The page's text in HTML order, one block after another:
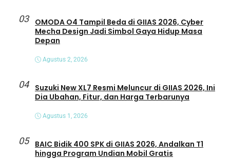
03
OMODA O4 Tampil Beda di GIIAS 2026, Cyber
Mecha Design Jadi Simbol Gaya Hidup Masa
Depan
Agustus 2, 2026
04
Suzuki New XL7 Resmi Meluncur di GIIAS 2026, Ini
Dia Ubahan, Fitur, dan Harga Terbarunya
Agustus 1, 2026
05
BAIC Bidik 400 SPK di GIIAS 2026, Andalkan T1
hingga Program Undian Mobil Gratis